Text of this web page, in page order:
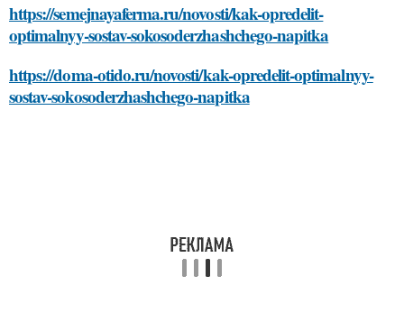
https://semejnayaferma.ru/novosti/kak-opredelit-
optimalnyy-sostav-sokosoderzhashchego-napitka
https://doma-otido.ru/novosti/kak-opredelit-optimalnyy-
sostav-sokosoderzhashchego-napitka